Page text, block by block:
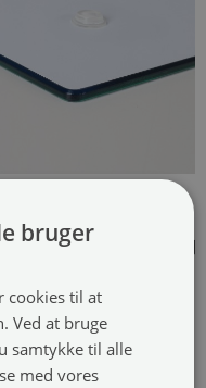
bruger
cookies til at
Ved at bruge
samtykke til alle
med vores